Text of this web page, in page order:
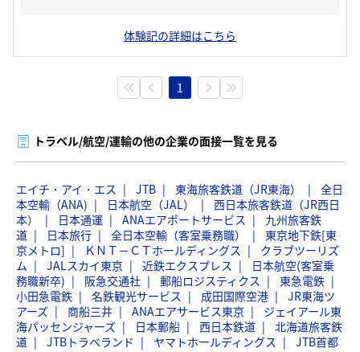
体験記の詳細はこちら
1
トラベル/航空/運輸の他の企業の面接一覧を見る
エイチ・アイ・エス JTB 東海旅客鉄道（JR東海）
全日
本空輸（ANA)
日本航空（JAL）
西日本旅客鉄道（JR西日
本）
日本通運 ANAエアポートサービス
九州旅客鉄
道
日本旅行 全日本空輸（客室乗務職）
東京地下鉄[東
京メトロ]
ＫＮＴ－ＣＴホールディングス
クラブツーリズ
ム
JALスカイ東京 近鉄エクスプレス
日本航空(客室乗
務職新卒)
阪急交通社 郵船ロジスティクス
東急電鉄
小田急電鉄
名鉄観光サービス 成田国際空港
JR東海ツ
アーズ
商船三井 ANAエアサービス東京
ジェイアール東
海パッセンジャーズ
日本郵船 西日本鉄道
北海道旅客鉄
道
JTBトラベランド ヤマトホールディングス
JTB首都